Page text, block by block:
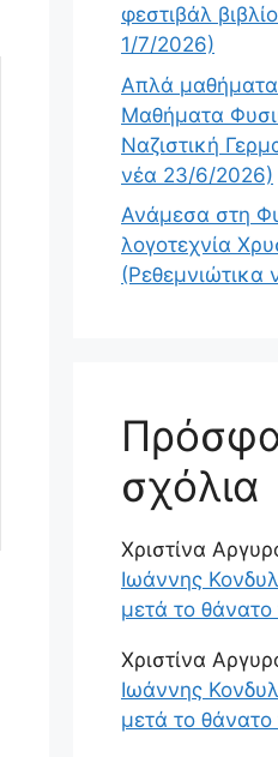
φεστιβάλ
1/7/2026)
Απλά
Μαθήματα
Ναζιστική
νέα 23/6/2026)
Ανάμεσα στη
λογοτεχνία
σχόλια
Χριστίνα
Ιωάννης
μετά το θάνατο
Χριστίνα
Ιωάννης
μετά το θάνατο